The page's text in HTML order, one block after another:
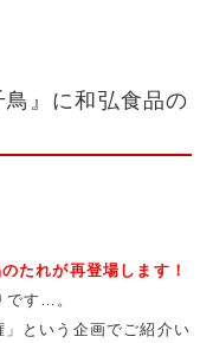
』に和弘食品の
たれが再登場します！
です…。
という企画でご紹介い